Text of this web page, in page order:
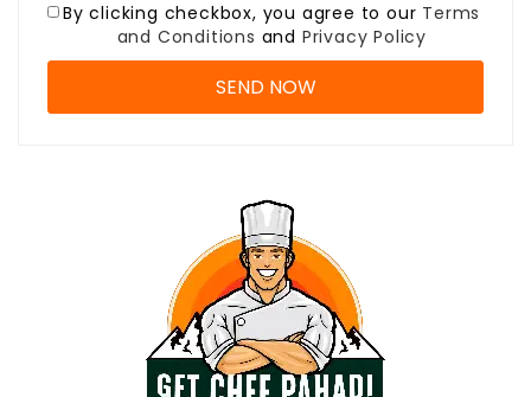
By clicking checkbox, you agree to our Terms
and Conditions and Privacy Policy